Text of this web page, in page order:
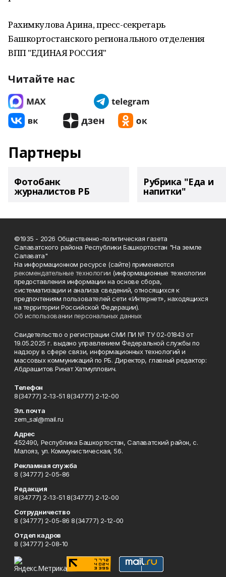
Рахимкулова Арина, пресс-секретарь
Башкортостанского регионального отделения
ВПП "ЕДИНАЯ РОССИЯ"
Читайте нас
Партнеры
Фотобанк
журналистов РБ
Рубрика "Еда и
напитки"
©1935 - 2026 Общественно-политическая газета
Салаватского района Республики Башкортостан "На земле
Салавата"
На информационном ресурсе (сайте) применяются
рекомендательные технологии (информационные технологии
предоставления информации на основе сбора,
систематизации и анализа сведений, относящихся к
предпочтениям пользователей сети «Интернет», находящихся
на территории Российской Федерации).
Об использовании персональных данных
Свидетельство о регистрации СМИ ПИ № ТУ 02-01843 от
19.05.2025 г. выдано управлением Федеральной службы по
надзору в сфере связи, информационных технологий и
массовых коммуникаций по РБ. Директор, главный редактор:
Абдрашитов Ринат Хатмуллович.
Телефон
8(34777) 2-13-51 8(34777) 2-12-00
Эл. почта
zem_sal@mail.ru
Адрес
452490, Республика Башкортостан, Салаватский район, с.
Малояз, ул. Коммунистическая, 56.
Рекламная служба
8 (34777) 2-05-86
Редакция
8(34777) 2-13-51 8(34777) 2-12-00
Сотрудничество
8 (34777) 2-05-86 8(34777) 2-12-00
Отдел кадров
8 (34777) 2-08-10